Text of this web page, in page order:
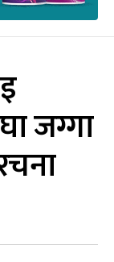
जग्गा